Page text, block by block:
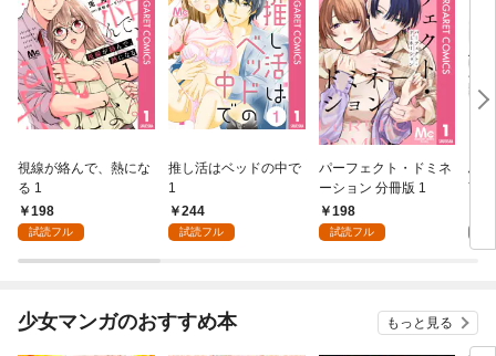
視線が絡んで、熱にな
る 1
198
試読フル
推し活はベッドの中で
1
244
試読フル
パーフェクト・ドミネ
ーション 分冊版 1
198
試読フル
ふ
言
少女マンガのおすすめ本 もっと見る